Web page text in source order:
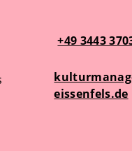
+49 3443
eissenfels.de